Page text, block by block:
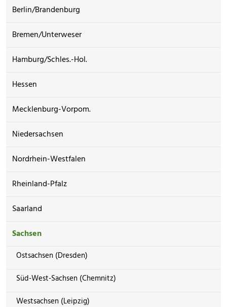
Berlin/Brandenburg
Bremen/Unterweser
Hamburg/Schles.-Hol.
Hessen
Mecklenburg-Vorpom.
Niedersachsen
Nordrhein-Westfalen
Rheinland-Pfalz
Saarland
Sachsen
Ostsachsen (Dresden)
Süd-West-Sachsen (Chemnitz)
Westsachsen (Leipzig)